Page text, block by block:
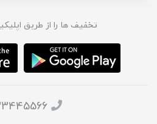
تخفیف ها را از طریق